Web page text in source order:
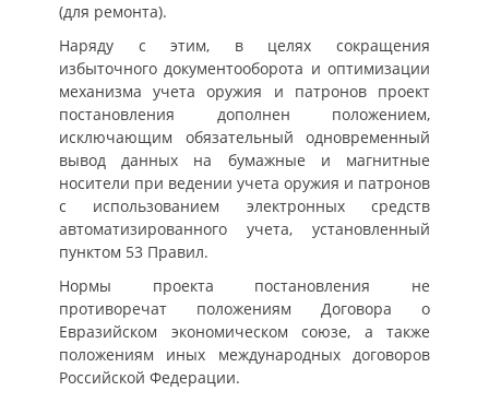
(для ремонта).
Наряду с этим, в целях сокращения
избыточного документооборота и оптимизации
механизма учета оружия и патронов проект
постановления дополнен положением,
исключающим обязательный одновременный
вывод данных на бумажные и магнитные
носители при ведении учета оружия и патронов
с использованием электронных средств
автоматизированного учета, установленный
пунктом 53 Правил.
Нормы проекта постановления не
противоречат положениям Договора о
Евразийском экономическом союзе, а также
положениям иных международных договоров
Российской Федерации.